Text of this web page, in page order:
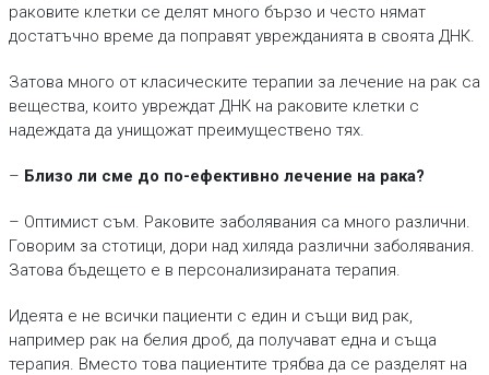
раковите клетки се делят много бързо и често нямат
достатъчно време да поправят уврежданията в своята ДНК.
Затова много от класическите терапии за лечение на рак са
вещества, които увреждат ДНК на раковите клетки с
надеждата да унищожат преимуществено тях.
– Близо ли сме до по-ефективно лечение на рака?
– Оптимист съм. Раковите заболявания са много различни.
Говорим за стотици, дори над хиляда различни заболявания.
Затова бъдещето е в персонализираната терапия.
Идеята е не всички пациенти с един и същи вид рак,
например рак на белия дроб, да получават една и съща
терапия. Вместо това пациентите трябва да се разделят на